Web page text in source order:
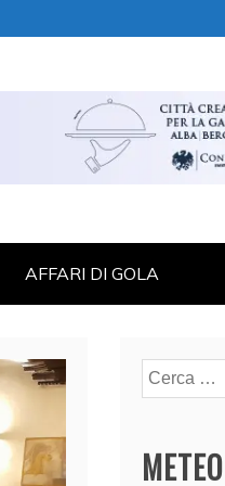
AFFARI DI GOLA
Ricerca
per:
METEO